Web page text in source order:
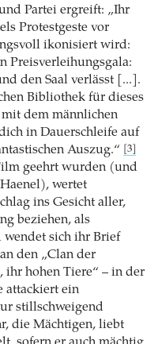
Partei ergreift: „Ihr
Protestgeste vor
ikonisiert wird:
Preisverleihungsgala:
den Saal verlässt [...].
Bibliothek für dieses
dem männlichen
in Dauerschleife auf
Auszug.“
[3]
geehrt wurden (und
wertet
ins Gesicht aller,
beziehen, als
wendet sich ihr Brief
den „Clan der
ihr hohen Tiere“ – in der
attackiert ein
stillschweigend
die Mächtigen, liebt